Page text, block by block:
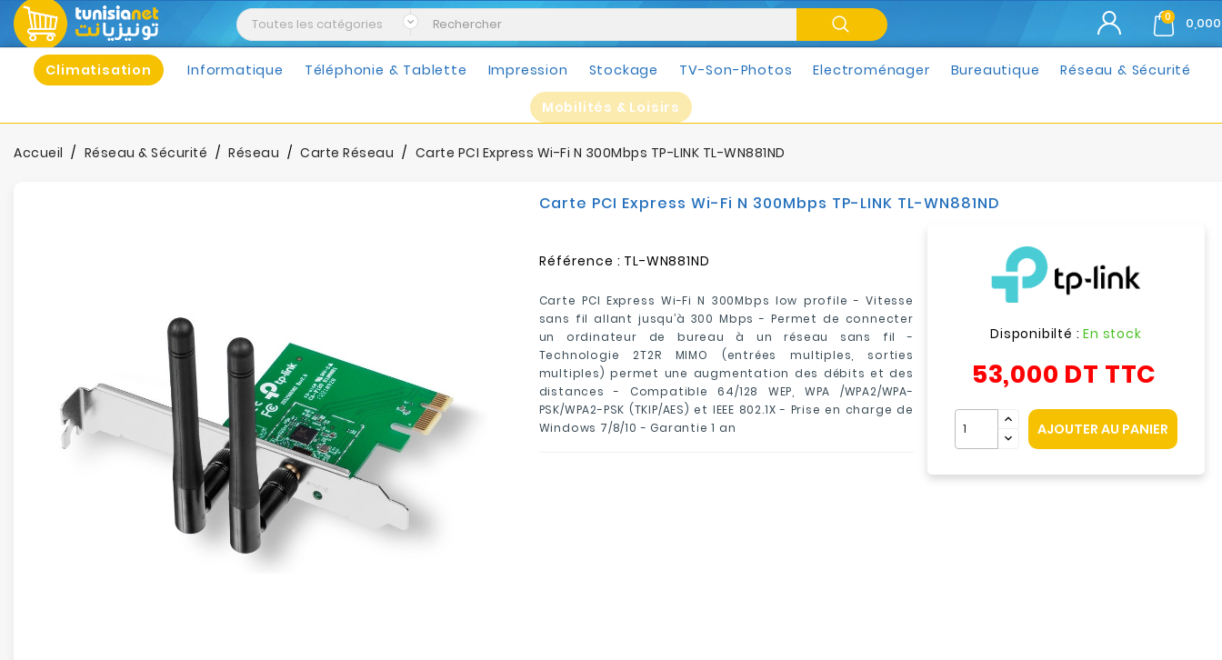
0
Climatisation Informatique Téléphonie & Tablette Impression Stockage TV-Son-Photos Electroménager Bureautique Réseau & Sécurité
Mobilités & Loisirs
Accueil Réseau & Sécurité Réseau Carte Réseau Carte PCI Express Wi-Fi N 300Mbps TP-LINK TL-WN881ND
Carte PCI Express Wi-Fi N 300Mbps TP-LINK TL-WN881ND
Référence : TL-WN881ND
Carte PCI Express Wi-Fi N 300Mbps low profile - Vitesse
sans fil allant jusqu’à 300 Mbps - Permet de connecter
un ordinateur de bureau à un réseau sans fil -
Technologie 2T2R MIMO (entrées multiples, sorties
multiples) permet une augmentation des débits et des
distances - Compatible 64/128 WEP, WPA /WPA2/WPA-
PSK/WPA2-PSK (TKIP/AES) et IEEE 802.1X - Prise en charge de
Windows 7/8/10 - Garantie 1 an
Disponibilté :En stock
53,000 DT TTC
AJOUTER AU PANIER